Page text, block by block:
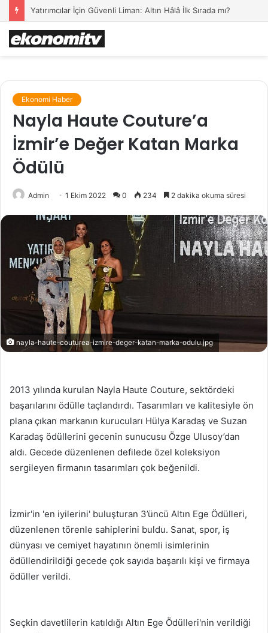
Yatırımcılar İçin Güvenli Liman: Altın Hâlâ İlk Sırada mı?
Ekonomi Haber
Nayla Haute Couture’a
İzmir’e Değer Katan Marka
Ödülü
Admin 1 Ekim 2022 0 234 2 dakika okuma süresi
nayla-haute-couturea-izmire-deger-katan-marka-odulu.jpg
2013 yılında kurulan Nayla Haute Couture, sektördeki
başarılarını ödülle taçlandırdı. Tasarımları ve kalitesiyle ön
plana çıkan markanın kurucuları Hülya Karadaş ve Suzan
Karadaş ödüllerini gecenin sunucusu Özge Ulusoy’dan
aldı. Gecede düzenlenen defilede özel koleksiyon
sergileyen firmanın tasarımları çok beğenildi.
İzmir'in 'en iyilerini' buluşturan 3’üncü Altın Ege Ödülleri,
düzenlenen törenle sahiplerini buldu. Sanat, spor, iş
dünyası ve cemiyet hayatının önemli isimlerinin
ödüllendirildiği gecede çok sayıda başarılı kişi ve firmaya
ödüller verildi.
Seçkin davetlilerin katıldığı Altın Ege Ödülleri'nin verildiği